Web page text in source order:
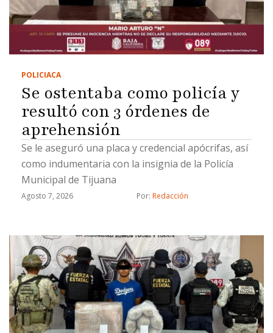
POLICIACA
Se ostentaba como policía y
resultó con 3 órdenes de
aprehensión
Se le aseguró una placa y credencial apócrifas, así
como indumentaria con la insignia de la Policía
Municipal de Tijuana
Agosto 7, 2026 Por: Redacción